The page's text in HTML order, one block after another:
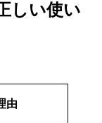
しい使い
由